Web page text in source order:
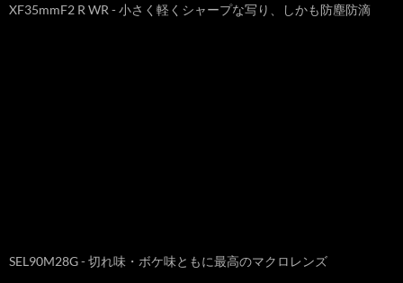
XF35mmF2 R WR - 小さく軽くシャープな写り、しかも防塵防滴
SEL90M28G - 切れ味・ボケ味ともに最高のマクロレンズ